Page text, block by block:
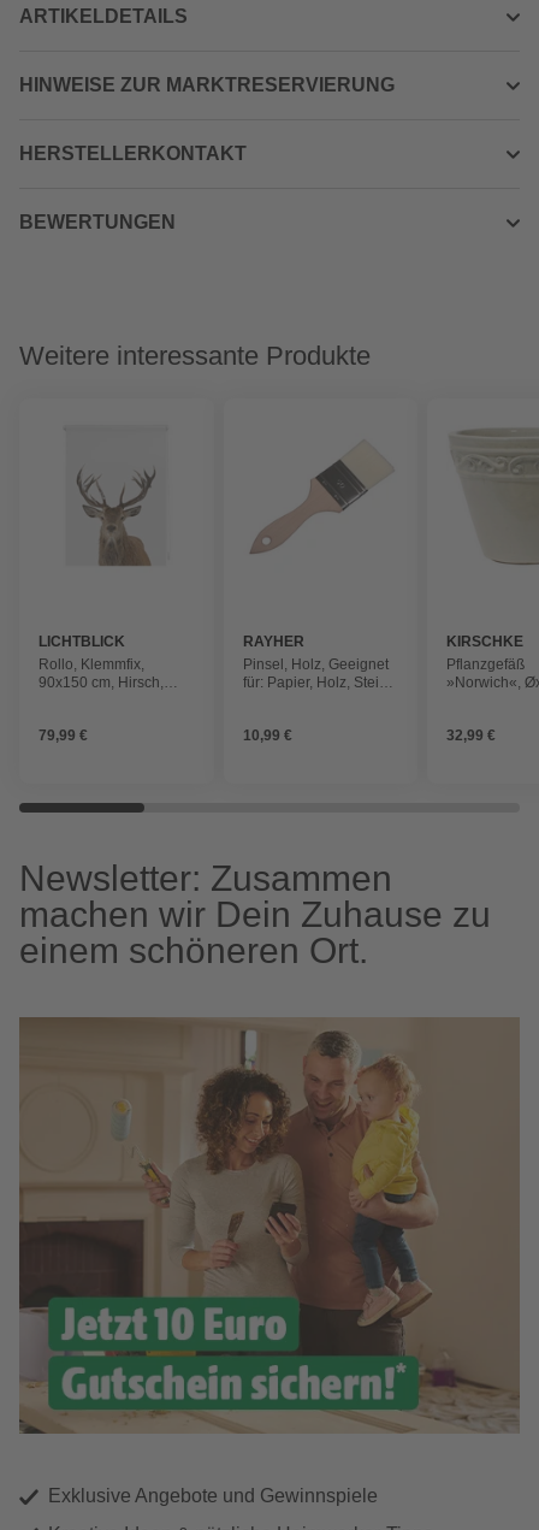
ARTIKELDETAILS
HINWEISE ZUR MARKTRESERVIERUNG
HERSTELLERKONTAKT
BEWERTUNGEN
Weitere interessante Produkte
LICHTBLICK
Rollo, ‎‎Klemmfix,
90x150 cm‎‎, Hirsch,
79,99 €
RAYHER
Pinsel, Holz, Geeignet
für: Papier, Holz, Stein,
10,99 €
KIRSCHKE
Pflanzgefäß
»Norwich«,
32,99 €
Newsletter: Zusammen
machen wir Dein Zuhause zu
einem schöneren Ort.
Exklusive Angebote und Gewinnspiele